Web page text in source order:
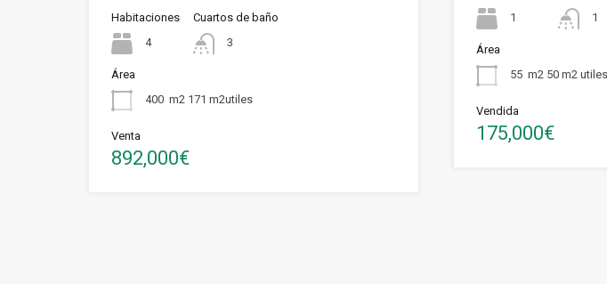
Habitaciones
4
Cuartos de baño
3
Área
400 m2 171 m2utiles
Venta
892,000€
1
1
Área
55 m2 50 m2 utiles
Vendida
175,000€